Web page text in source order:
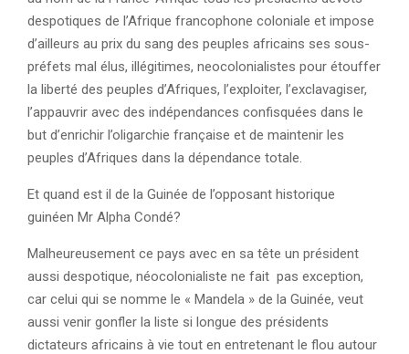
despotiques de l’Afrique francophone coloniale et impose
d’ailleurs au prix du sang des peuples africains ses sous-
préfets mal élus, illégitimes, neocolonialistes pour étouffer
la liberté des peuples d’Afriques, l’exploiter, l’exclavagiser,
l’appauvrir avec des indépendances confisquées dans le
but d’enrichir l’oligarchie française et de maintenir les
peuples d’Afriques dans la dépendance totale.
Et quand est il de la Guinée de l’opposant historique
guinéen Mr Alpha Condé?
Malheureusement ce pays avec en sa tête un président
aussi despotique, néocolonialiste ne fait pas exception,
car celui qui se nomme le « Mandela » de la Guinée, veut
aussi venir gonfler la liste si longue des présidents
dictateurs africains à vie tout en entretenant le flou autour